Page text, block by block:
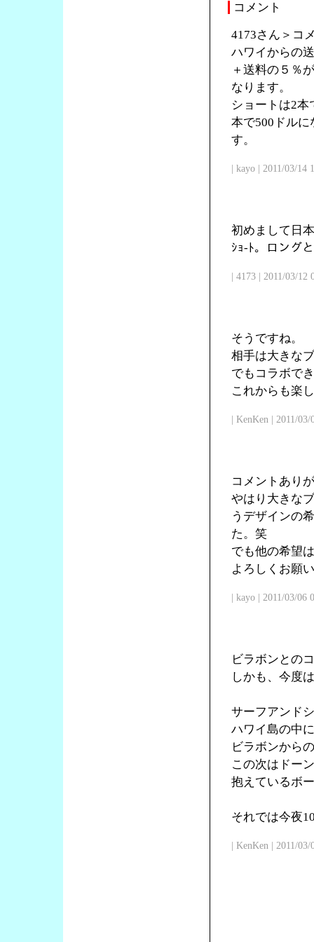
コメント
4173さん＞コ
ハワイからの
＋送料の５％
なります。
ショートは2本
本で500ドル
す。
| kayo | 2011/03/14
初めまして日
ｼｮ-ﾄ。ロング
| 4173 | 2011/03/12
そうですね。
相手は大きな
でもコラボで
これからも楽
| KenKen | 2011/
コメントあり
やはり大きな
うデザインの
た。笑
でも他の希望
よろしくお願
| kayo | 2011/03/06
ビラボンとの
しかも、今度
サーフアンド
ハワイ島の中
ビラボンから
この次はドー
抱えているボ
それでは今夜
| KenKen | 2011/